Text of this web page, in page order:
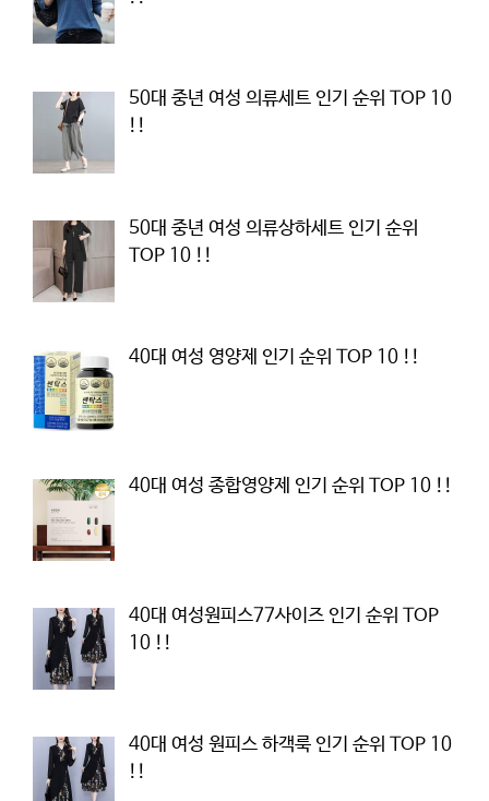
50대 중년 여성 의류세트 인기 순위 TOP 10
!!
50대 중년 여성 의류상하세트 인기 순위
TOP 10 !!
40대 여성 영양제 인기 순위 TOP 10 !!
40대 여성 종합영양제 인기 순위 TOP 10 !!
40대 여성원피스77사이즈 인기 순위 TOP
10 !!
40대 여성 원피스 하객룩 인기 순위 TOP 10
!!